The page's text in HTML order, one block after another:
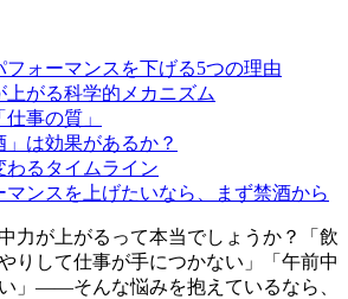
フォーマンスを下げる5つの理由
上がる科学的メカニズム
事の質」
」は効果があるか？
わるタイムライン
マンスを上げたいなら、まず禁酒から
力が上がるって本当でしょうか？「飲
りして仕事が手につかない」「午前中
」——そんな悩みを抱えているなら、